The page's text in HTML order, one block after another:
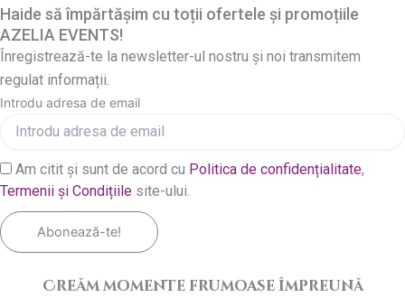
Haide să împărtășim cu toții ofertele și promoțiile
AZELIA EVENTS!
Înregistrează-te la newsletter-ul nostru și noi transmitem
regulat informații.
Introdu adresa de email
Am citit și sunt de acord cu Politica de confidențialitate,
Termenii și Condițiile site-ului.
Abonează-te!
Creăm momente frumoase împreună